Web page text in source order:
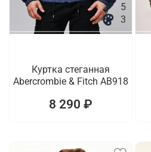
5
3
Куртка стеганная
Abercrombie & Fitch AB918
8 290 ₽